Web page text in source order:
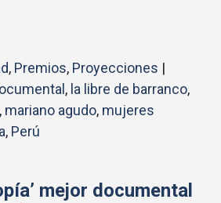
, Premios, Proyecciones |
, la libre de barranco,
, mariano agudo, mujeres
, Perú
mejor documental